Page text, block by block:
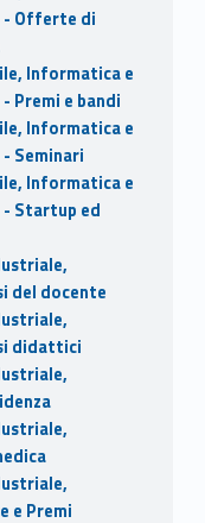
- Offerte di
Informatica e
Premi e bandi
Informatica e
Seminari
Informatica e
- Startup ed
del docente
didattici
e Premi